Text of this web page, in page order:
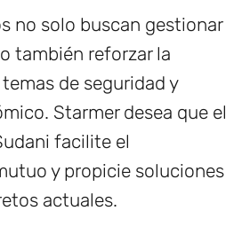
no solo buscan gestionar
también reforzar la
de seguridad y
Starmer desea que el
facilite el
y propicie soluciones
actuales.